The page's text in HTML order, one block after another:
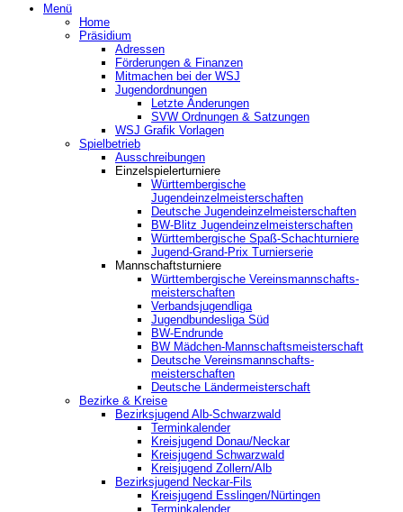
Menü
Home
Präsidium
Adressen
Förderungen & Finanzen
Mitmachen bei der WSJ
Jugendordnungen
Letzte Änderungen
SVW Ordnungen & Satzungen
WSJ Grafik Vorlagen
Spielbetrieb
Ausschreibungen
Einzelspielerturniere
Württembergische
Jugendeinzelmeisterschaften
Deutsche Jugendeinzelmeisterschaften
BW-Blitz Jugendeinzelmeisterschaften
Württembergische Spaß-Schachturniere
Jugend-Grand-Prix Turnierserie
Mannschaftsturniere
Württembergische Vereinsmannschafts-
meisterschaften
Verbandsjugendliga
Jugendbundesliga Süd
BW-Endrunde
BW Mädchen-Mannschaftsmeisterschaft
Deutsche Vereinsmannschafts-
meisterschaften
Deutsche Ländermeisterschaft
Bezirke & Kreise
Bezirksjugend Alb-Schwarzwald
Terminkalender
Kreisjugend Donau/Neckar
Kreisjugend Schwarzwald
Kreisjugend Zollern/Alb
Bezirksjugend Neckar-Fils
Kreisjugend ‎Esslingen/Nürtingen
Terminkalender